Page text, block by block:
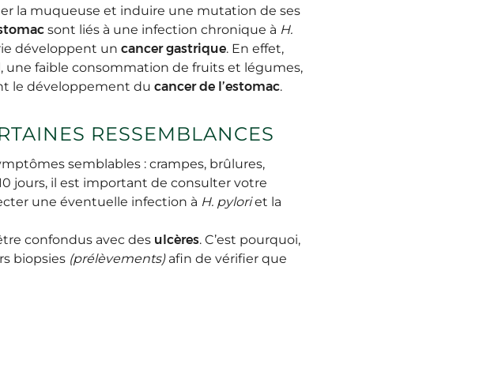
la muqueuse et induire une mutation de ses
sont liés à une infection chronique à H.
développent un cancer gastrique. En effet,
une faible consommation de fruits et légumes,
le développement du cancer de l’estomac.
RESSEMBLANCES
semblables : crampes, brûlures,
jours, il est important de consulter votre
une éventuelle infection à H. pyloriet la
confondus avec des ulcères. C’est pourquoi,
biopsies (prélèvements)afin de vérifier que